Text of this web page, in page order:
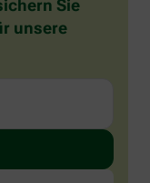
Sie
unsere